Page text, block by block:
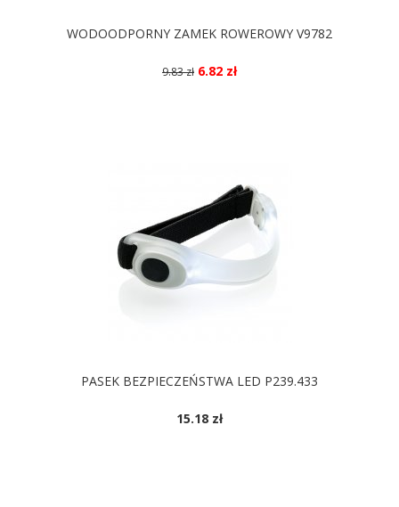
WODOODPORNY ZAMEK ROWEROWY V9782
9.83 zł 6.82 zł
PASEK BEZPIECZEŃSTWA LED P239.433
15.18 zł